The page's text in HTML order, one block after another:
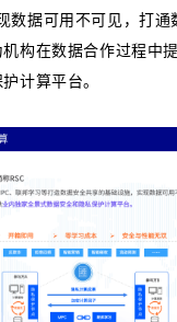
数据可用不可见，打通
构在数据合作过程中
计算平台。